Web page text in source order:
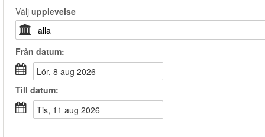
Välj upplevelse
Från datum:
lör, 8 aug 2026
Till datum:
tis, 11 aug 2026